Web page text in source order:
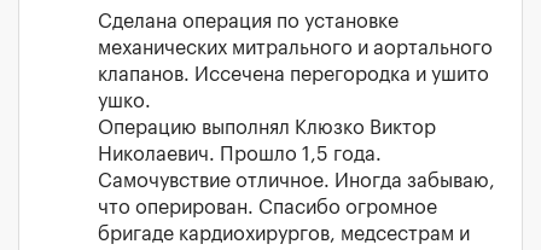
Сделана операция по установке
механических митрального и аортального
клапанов. Иссечена перегородка и ушито
ушко.
Операцию выполнял Клюзко Виктор
Николаевич. Прошло 1,5 года.
Самочувствие отличное. Иногда забываю,
что оперирован. Спасибо огромное
бригаде кардиохирургов, медсестрам и